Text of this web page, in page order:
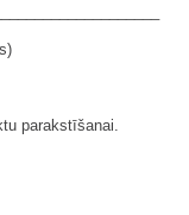
parakstīšanai.